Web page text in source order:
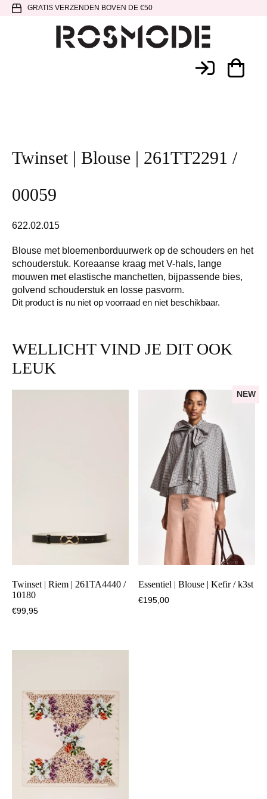
Spring
hoofdnavigatie
Door
SpringGRATIS VERZENDEN BOVEN DE €50
Twinset | Blouse | 261TT2291 /
00059
622.02.015
Blouse met bloemenborduurwerk op de schouders en het
schouderstuk. Koreaanse kraag met V-hals, lange
mouwen met elastische manchetten, bijpassende bies,
golvend schouderstuk en losse pasvorm.
Dit product is nu niet op voorraad en niet beschikbaar.
WELLICHT VIND JE DIT OOK
LEUK
Twinset | Riem | 261TA4440 /
10180
€99,95
NEW
Essentiel | Blouse | Kefir / k3st
€195,00